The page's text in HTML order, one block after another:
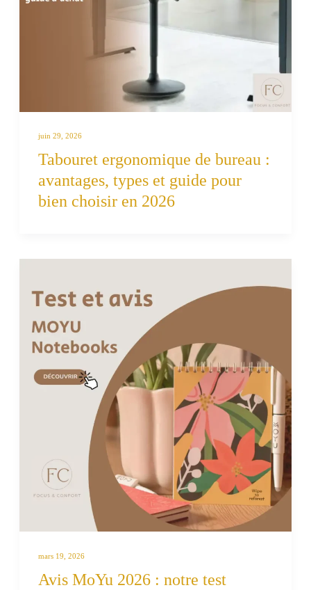
juin 29, 2026
Tabouret ergonomique de bureau :
avantages, types et guide pour
bien choisir en 2026
mars 19, 2026
Avis MoYu 2026 : notre test